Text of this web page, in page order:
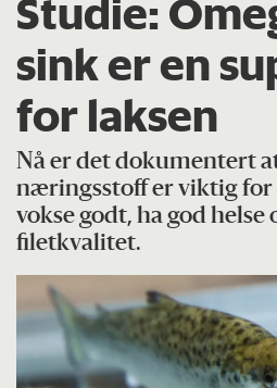
Studie:
sink er en
for laksen
Nå er det dokumentert
næringsstoff er viktig for
vokse godt, ha god helse
filetkvalitet.